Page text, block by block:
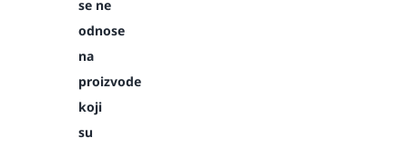
se ne
odnose
na
proizvode
koji
su